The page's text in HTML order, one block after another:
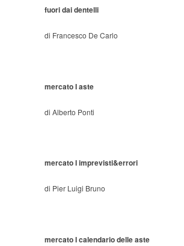
fuori dai dentelli
di Francesco De Carlo
mercato I aste
di Alberto Ponti
mercato I imprevisti&errori
di Pier Luigi Bruno
mercato I calendario delle aste